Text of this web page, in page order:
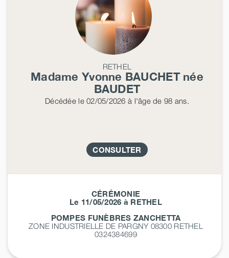
RETHEL
Madame Yvonne BAUCHETnée
BAUDET
Décédéele 02/05/2026 à l'âge de 98 ans.
CONSULTER
CÉRÉMONIE
Le 11/05/2026 à RETHEL
POMPES FUNÈBRES ZANCHETTA
ZONE INDUSTRIELLE DE PARGNY 08300 RETHEL
0324384699